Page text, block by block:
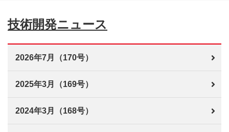
技術開発ニュース
2026年7月（170号）
2025年3月（169号）
2024年3月（168号）